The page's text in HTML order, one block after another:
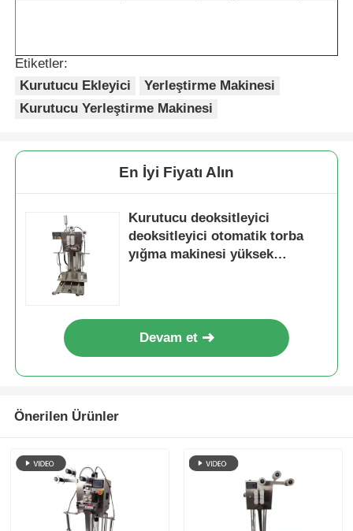
Davalar
Kurutucu Yerleştirme Makinesi
Kart sayma makinesi
Paketleme makineleri
hamur tatlısı makinesi
Etiketler:
Kurutucu Ekleyici
Yerleştirme Makinesi
Kurutucu Yerleştirme Makinesi
En İyi Fiyatı Alın
Kurutucu deoksitleyici
deoksitleyici otomatik torba
yığma makinesi yüksek
Devam et
Önerilen Ürünler